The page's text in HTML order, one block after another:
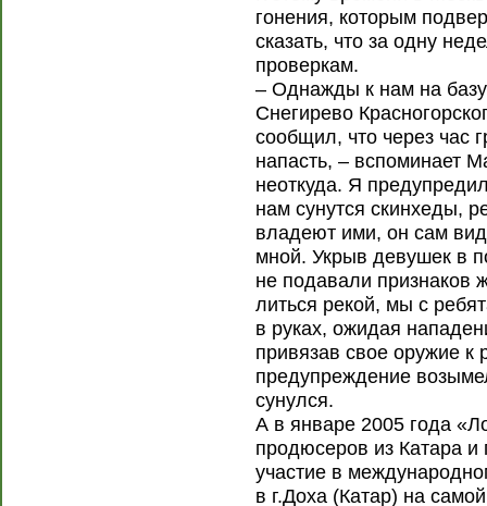
гонения, которым
сказать, что за одну
проверкам.
– Однажды к нам на
Снегирево
сообщил, что через час
напасть, – вспоминает
неоткуда. Я
нам сунутся скинхеды,
владеют ими, он сам
мной. Укрыв девушек в
не подавали признаков
литься рекой, мы с
в руках, ожидая
привязав свое оружие к
предупреждение
сунулся.
А в январе 2005 года
продюсеров из Катара
участие в
в г.Доха (Катар) на